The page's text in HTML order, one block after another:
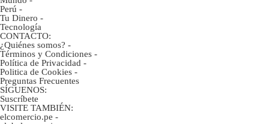
Perú -
Tu Dinero -
Tecnología
CONTACTO:
¿Quiénes somos? -
Términos y Condiciones -
Política de Privacidad -
Politica de Cookies -
Preguntas Frecuentes
SÍGUENOS:
Suscríbete
VISITE TAMBIÉN:
elcomercio.pe -